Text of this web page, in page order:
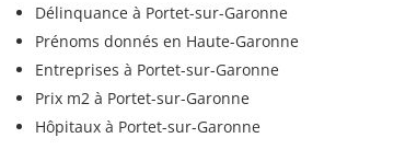
Délinquance à Portet-sur-Garonne
Prénoms donnés en Haute-Garonne
Entreprises à Portet-sur-Garonne
Prix m2 à Portet-sur-Garonne
Hôpitaux à Portet-sur-Garonne